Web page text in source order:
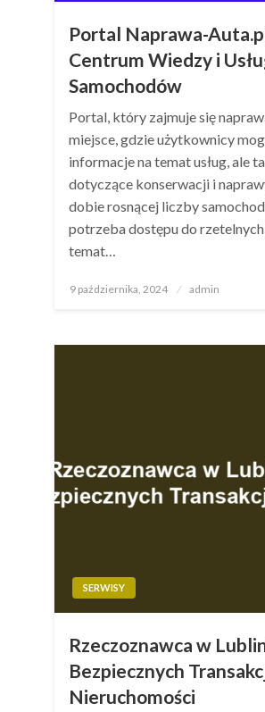
Portal Naprawa-
Centrum Wiedzy i
Samochodów
Portal, który zajmuje się
miejsce, gdzie użytkownicy
informacje na temat usług, ale
dotyczące konserwacji i
dobie rosnącej liczby
potrzeba dostępu do
temat…
Opublikowane
9 października, 2024 admin
SERWISY
Rzeczoznawca w
Bezpiecznych
Nieruchomości